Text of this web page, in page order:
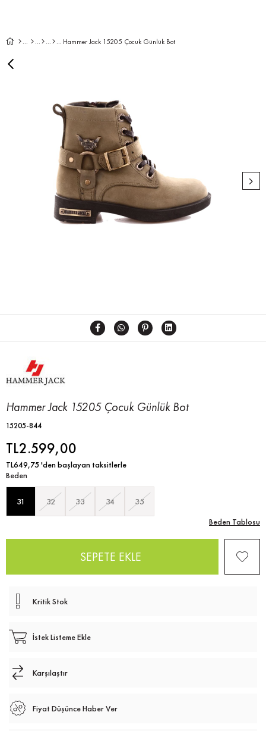
Hammer Jack 15205 Çocuk Günlük Bot
Hammer Jack 15205 Çocuk Günlük Bot
15205-844
TL2.599,00
TL649,75'den başlayan taksitlerle
Beden
31 32 33 34
35
Beden Tablosu
Kritik Stok
İstek Listeme Ekle
Karşılaştır
Fiyat Düşünce Haber Ver